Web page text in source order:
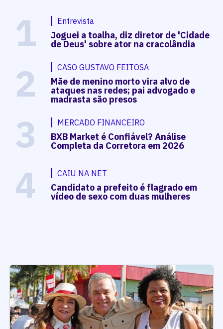
1 Entrevista
Joguei a toalha, diz diretor de 'Cidade
de Deus' sobre ator na cracolândia
2 CASO GUSTAVO FEITOSA
Mãe de menino morto vira alvo de
ataques nas redes; pai advogado e
madrasta são presos
3 MERCADO FINANCEIRO
BXB Market é Confiável? Análise
Completa da Corretora em 2026
4 CAIU NA NET
Candidato a prefeito é flagrado em
vídeo de sexo com duas mulheres